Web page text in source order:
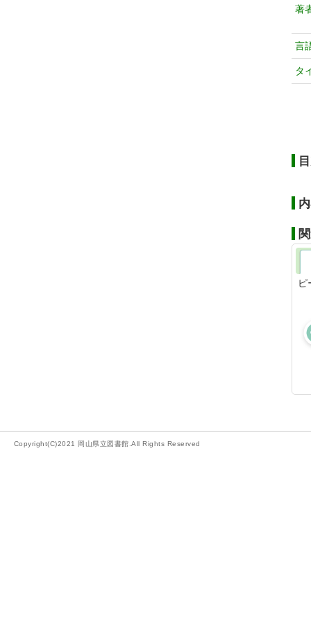
著
言
タ
Copyright(C)2021 岡山県立図書館.All Rights Reserved